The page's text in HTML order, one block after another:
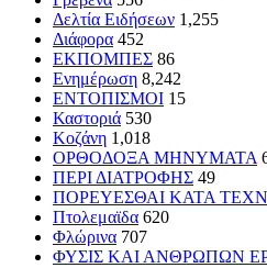
Δελτία Ειδήσεων 1,255
Διάφορα 452
ΕΚΠΟΜΠΕΣ 86
Ενημέρωση 8,242
ΕΝΤΟΠΙΣΜΟΙ 15
Καστοριά 530
Κοζάνη 1,018
ΟΡΘΟΔΟΞΑ ΜΗΝΥΜΑΤΑ
ΠΕΡΙ ΔΙΑΤΡΟΦΗΣ 49
ΠΟΡΕΥΕΣΘΑΙ ΚΑΤΑ
Πτολεμαϊδα 620
Φλώρινα 707
ΦΥΣΙΣ ΚΑΙ ΑΝΘΡΩΠΩΝ